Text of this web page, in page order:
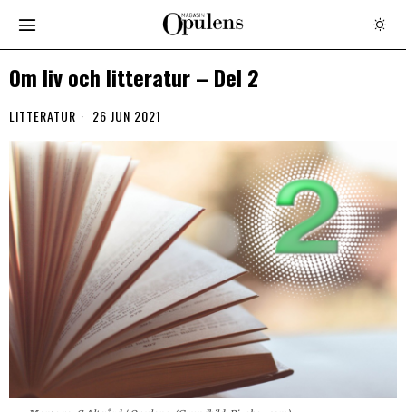
Om liv och litteratur – Del 2
LITTERATUR 26 JUN 2021